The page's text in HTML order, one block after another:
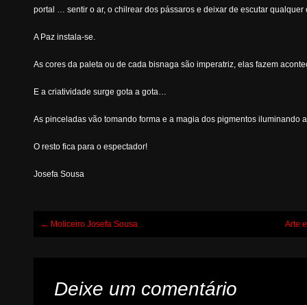
portal … sentir o ar, o chilrear dos pássaros e deixar de escutar qualquer
A Paz instala-se.
As cores da paleta ou de cada bisnaga são imperatriz, elas fazem
E a criatividade surge gota a gota…
As pinceladas vão tomando forma e a magia dos pigmentos iluminando
O resto fica para o espectador!
Josefa Sousa
Post
← Moliceiro Josefa Sousa Arte
Deixe um comentário